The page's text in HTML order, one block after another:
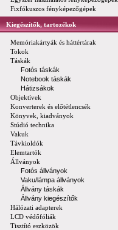
Fixfókuszos fényképezőgépek
Kiegészítők, tartozékok
Memóriakártyák és háttértárak
Tokok
Táskák
Fotós táskák
Notebook táskák
Hátizsákok
Objektívek
Konverterek és előtétlencsék
Könyvek, kiadványok
Stúdió technika
Vakuk
Távkioldók
Elemtartók
Állványok
Fotós állványok
Vaku/lámpa állványok
Állvány táskák
Állvány kiegészítők
Hálózati adapterek
LCD védőfóliák
Tisztító eszközök